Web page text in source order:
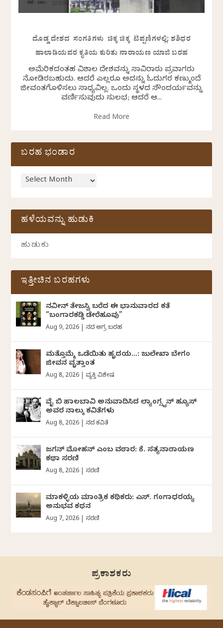
ದೊಡ್ಡ ದೇಶದ ಸಂಗತಿಗಳು ಚಿಕ್ಕ ಚಿಕ್ಕ ಟಿಪ್ಪಣಿಗಳಲ್ಲಿ: ಶಶಿಧರ
ಹಾಲಾಡಿಯವರ ಕೃತಿಯ ಕುರಿತು ನಾರಾಯಣ ಯಾಜಿ ಬರಹ
ಅಮೆರಿಕದಂತಹ ವಿಶಾಲ ದೇಶವನ್ನು ಸಾವಿರಾರು ಪ್ರವಾಸಿಗರು
ನೋಡಿರಬಹುದು. ಆದರೆ ಎಲ್ಲರೂ ಅದನ್ನು ಓದುಗರ ಕಣ್ಮುಂದೆ
ಜೀವಂತಗೊಳಿಸಲು ಸಾಧ್ಯವಿಲ್ಲ. ಒಂದು ಸ್ಥಳದ ಸೌಂದರ್ಯವನ್ನು
ವರ್ಣಿಸುವುದು ಸುಲಭ; ಆದರೆ ಆ...
Read More
ಬರಹ ಭಂಡಾರ
ಹಳೆಯವನ್ನು ಹುಡುಕಿ
ಇತ್ತೀಚಿನ ಬರಹಗಳು
ನವೀನ್‌ ತೇಜಸ್ವಿ ಬರೆದ ಈ ಭಾನುವಾರದ ಕತೆ
“ಬಂಗಾರಕಡ್ಡಿ ಡೇರೆಹೂವು”
Aug 9, 2026 ದಿನದ ಅಗ್ರ ಬರಹ
ಮತ್ತೊಮ್ಮೆ ಒಡೆಯಿತು ಹೃದಯ…: ಜುಲೇಖಾ ಬೇಗಂ
ಜೀವನ ವೃತ್ತಾಂತ
Aug 8, 2026 ವ್ಯಕ್ತಿ ವಿಶೇಷ
ವೈ ಬಿ ಹಾಲಬಾವಿ ಅನುವಾದಿಸಿದ ಲ್ಯಾಂಗ್ಸ್ಟನ್ ಹ್ಯೂಸ್
ಅವರ ನಾಲ್ಕು ಕವಿತೆಗಳು
Aug 8, 2026 ದಿನದ ಕವಿತೆ
ಜಗನ್‌ ಮೋಹನ್‌ ಎಂಬ ವಠಾರ: ಕೆ. ಸತ್ಯನಾರಾಯಣ
ಕಥಾ ಸರಣಿ
Aug 8, 2026 ಸರಣಿ
ಮಾಕಳ್ಳಿಯ ಮಾಂತ್ರಿಕ ಕಥಿಕರು: ಎಸ್. ಗಂಗಾಧರಯ್ಯ
ಅನುಭವ ಕಥನ
Aug 7, 2026 ಸರಣಿ
ಪ್ರಕಾಶಕರು